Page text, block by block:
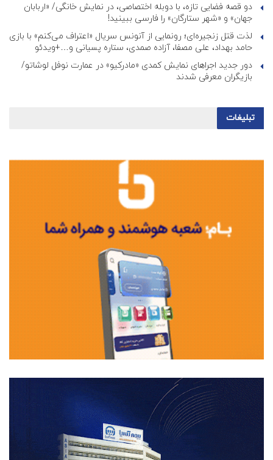
دو قصه فضایی تازه، با دوبله اختصاصی، در نمایش خانگی/ «اربابان
جهان» و «شهر ستارگان» را فارسی ببینید!
لذت قتل زنجیره‌ای؛ رونمایی از آنونس سریال «اعتراف می‌کنم» با بازی
حامد بهداد، علی مصفا، آزاده صمدی، ستاره پسیانی و…+ویدئو
دور جدید اجراهای نمایش کمدی «مادرکیو» در عمارت نوفل لوشاتو/
بازیگران معرفی شدند
تبلیغات